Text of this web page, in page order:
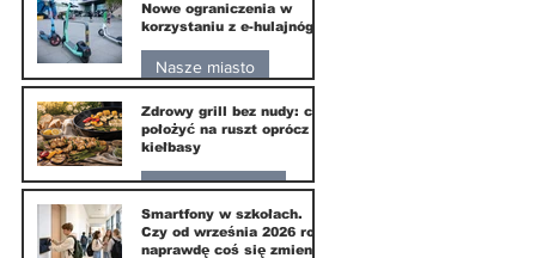
10 lip
Nowe ograniczenia w
korzystaniu z e-hulajnóg
Nasze miasto
3 lip
Zdrowy grill bez nudy: co
położyć na ruszt oprócz
kiełbasy
Zdrowie i uroda
1 lip
Smartfony w szkołach.
Czy od września 2026 roku
naprawdę coś się zmieni?